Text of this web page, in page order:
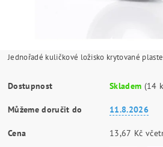
Jednořadé kuličkové ložisko krytované
Dostupnost Skladem (14
Můžeme doručit do 11.8.2026
Cena 13,67